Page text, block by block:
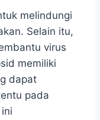
melindungi
Selain itu,
virus
memiliki
dapat
pada